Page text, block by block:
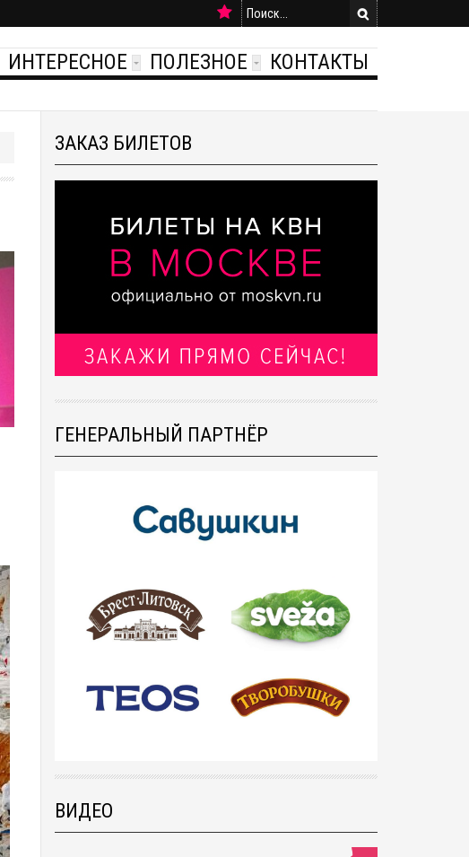
ИНТЕРЕСНОЕ ПОЛЕЗНОЕ КОНТАКТЫ
ЗАКАЗ БИЛЕТОВ
ГЕНЕРАЛЬНЫЙ ПАРТНЁР
ВИДЕО